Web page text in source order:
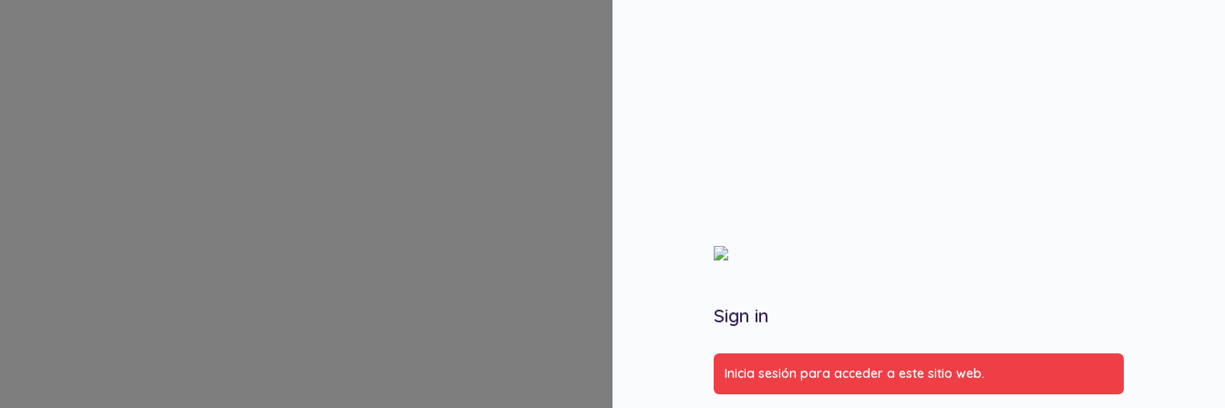
Sign in
Inicia sesión para acceder a este sitio web.